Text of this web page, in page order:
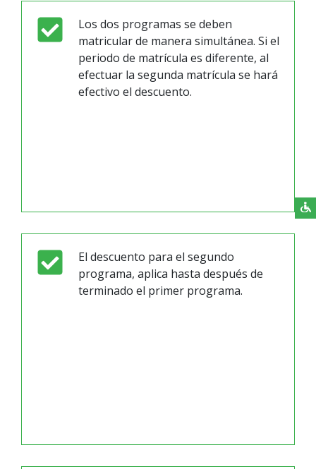
Los dos programas se deben
matricular de manera simultánea. Si el
periodo de matrícula es diferente, al
efectuar la segunda matrícula se hará
efectivo el descuento.
El descuento para el segundo
programa, aplica hasta después de
terminado el primer programa.